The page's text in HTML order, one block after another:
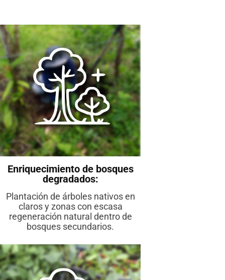
Enriquecimiento de bosques
degradados:
Plantación de árboles nativos en
claros y zonas con escasa
regeneración natural dentro de
bosques secundarios.